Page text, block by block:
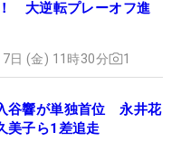
大逆転プレーオフ進
日 (金) 11時30分 1
谷響が単独首位 永井花
美子ら1差追走